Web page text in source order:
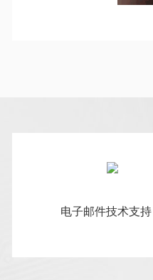
电子邮件技术支持